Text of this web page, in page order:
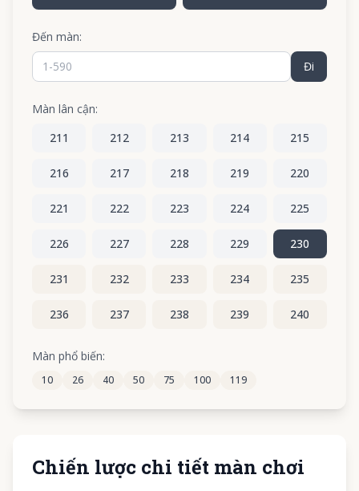
Đến màn:
Đi
Màn lân cận:
211
212 213 214 215
216 217 218 219 220
221 222 223 224 225
226 227 228 229 230
231 232 233 234 235
236 237 238 239 240
241
246 247 248 249
Màn phổ biến:
10 26 40 50 75 100 119
Chiến lược chi tiết màn chơi